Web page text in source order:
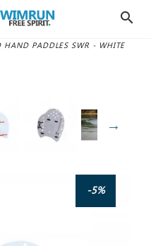
search
Swimrun
PADDLES SWR - WHITE
-5%